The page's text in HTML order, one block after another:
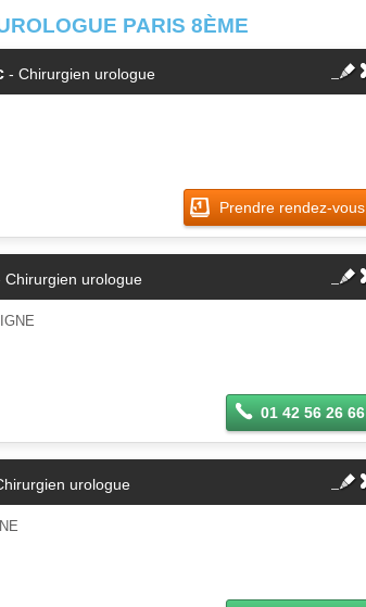
PARIS 8ÈME
- Chirurgien urologue
Prendre rendez-vous
Chirurgien urologue
01 42 56 26 66
urologue